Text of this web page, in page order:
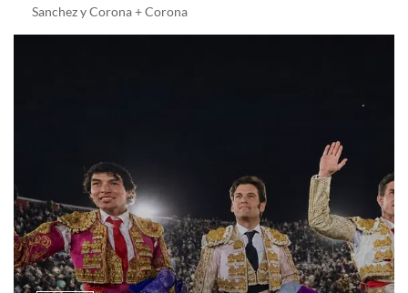
Sanchez y Corona + Corona